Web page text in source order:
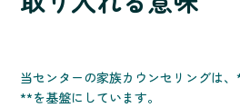
当センターの家族カウンセリングは、
**を基盤にしています。